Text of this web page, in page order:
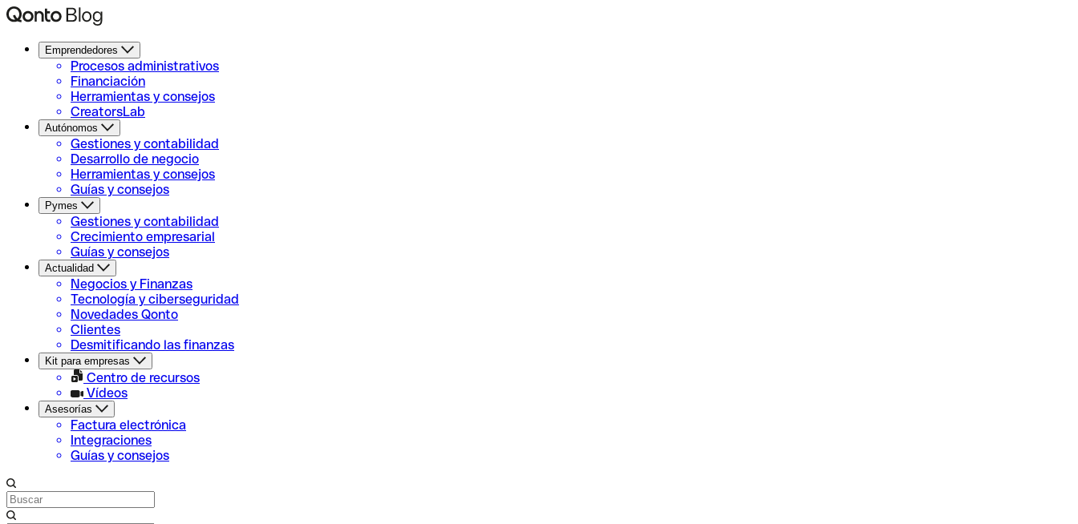
Emprendedores
Procesos administrativos
Financiación
Herramientas y consejos
CreatorsLab
Autónomos
Gestiones y contabilidad
Desarrollo de negocio
Herramientas y consejos
Guías y consejos
Pymes
Gestiones y contabilidad
Crecimiento empresarial
Guías y consejos
Actualidad
Negocios y Finanzas
Tecnología y ciberseguridad
Novedades Qonto
Clientes
Desmitificando las finanzas
Kit para empresas
Centro de recursos
Vídeos
Asesorías
Factura electrónica
Integraciones
Guías y consejos